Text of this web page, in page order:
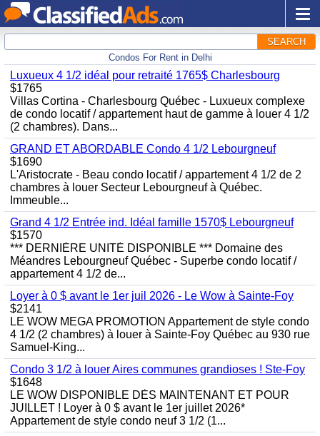
SEARCH
Condos For Rent in Delhi
Luxueux 4 1/2 idéal pour retraité 1765$ Charlesbourg
$1765
Villas Cortina - Charlesbourg Québec - Luxueux complexe
de condo locatif / appartement haut de gamme à louer 4 1/2
(2 chambres). Dans...
GRAND ET ABORDABLE Condo 4 1/2 Lebourgneuf
$1690
L'Aristocrate - Beau condo locatif / appartement 4 1/2 de 2
chambres à louer Secteur Lebourgneuf à Québec.
Immeuble...
Grand 4 1/2 Entrée ind. Idéal famille 1570$ Lebourgneuf
$1570
*** DERNIÈRE UNITÉ DISPONIBLE *** Domaine des
Méandres Lebourgneuf Québec - Superbe condo locatif /
appartement 4 1/2 de...
Loyer à 0 $ avant le 1er juil 2026 - Le Wow à Sainte-Foy
$2141
LE WOW MEGA PROMOTION Appartement de style condo
4 1/2 (2 chambres) à louer à Sainte-Foy Québec au 930 rue
Samuel-King...
Condo 3 1/2 à louer Aires communes grandioses ! Ste-Foy
$1648
LE WOW DISPONIBLE DÈS MAINTENANT ET POUR
JUILLET ! Loyer à 0 $ avant le 1er juillet 2026*
Appartement de style condo neuf 3 1/2 (1...